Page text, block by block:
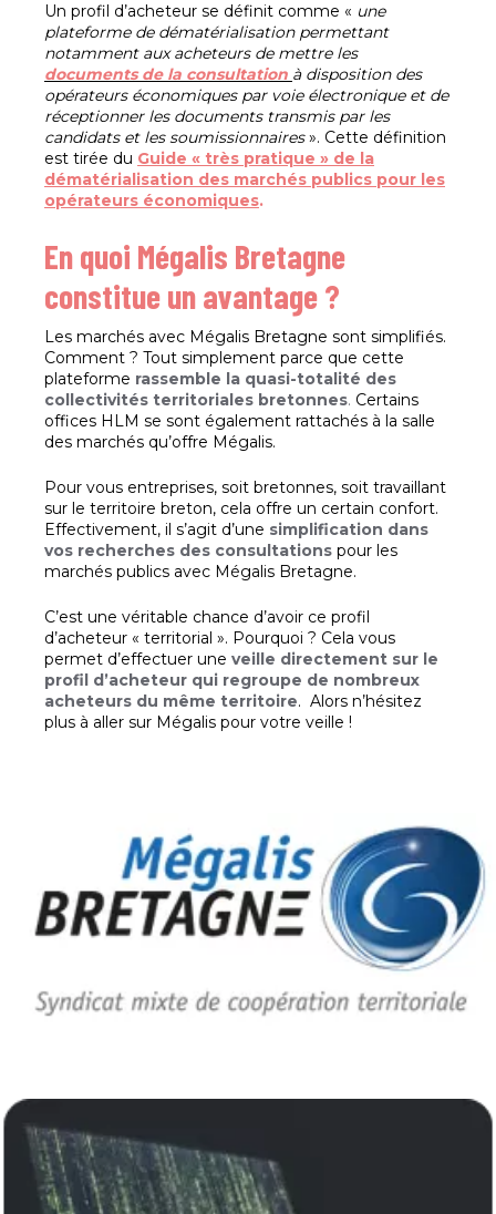
Un profil d’acheteur se définit comme « une
plateforme de dématérialisation permettant
notamment aux acheteurs de mettre les
documents de la consultation à disposition des
opérateurs économiques par voie électronique et de
réceptionner les documents transmis par les
candidats et les soumissionnaires». Cette définition
est tirée du Guide « très pratique » de la
dématérialisation des marchés publics pour les
opérateurs économiques.
En quoi Mégalis Bretagne
constitue un avantage ?
Les marchés avec Mégalis Bretagne sont simplifiés.
Comment ? Tout simplement parce que cette
plateforme rassemble la quasi-totalité des
collectivités territoriales bretonnes. Certains
offices HLM se sont également rattachés à la salle
des marchés qu’offre Mégalis.
Pour vous entreprises, soit bretonnes, soit travaillant
sur le territoire breton, cela offre un certain confort.
Effectivement, il s’agit d’une simplification dans
vos recherches des consultations pour les
marchés publics avec Mégalis Bretagne.
C’est une véritable chance d’avoir ce profil
d’acheteur « territorial ». Pourquoi ? Cela vous
permet d’effectuer une veille directement sur le
profil d’acheteur qui regroupe de nombreux
acheteurs du même territoire. Alors n’hésitez
plus à aller sur Mégalis pour votre veille !